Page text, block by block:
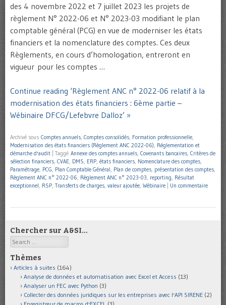
des 4 novembre 2022 et 7 juillet 2023 les projets de
règlement N° 2022-06 et N° 2023-03 modifiant le plan
comptable général (PCG) en vue de moderniser les états
financiers et la nomenclature des comptes. Ces deux
Règlements, en cours d’homologation, entreront en
vigueur pour les comptes …
Continue reading ‘Règlement ANC n° 2022-06 relatif à la
modernisation des états financiers : 6ème partie –
Wébinaire DFCG/Lefebvre Dalloz’ »
Archivé sous Comptes annuels Comptes consolidés Formation professionnelle
Modernisation des états financiers (Règlement ANC 2022-06) Réglementation et
démarche d'audit
Taggé Annexe des comptes annuels Covenants bancaires Critères de
sélection financiers CVAE DMS ERP états financiers Nomenclature des comptes
Paramétrage PCG Plan Comptable Général Plan de comptes présentation des comptes
Règlement ANC n° 2022-06 Règlement ANC n° 2023-03 reporting Résultat
exceptionnel RSP Transferts de charges valeur ajoutée Wébinaire Un commentaire
Chercher sur A&SI…
Search
Thèmes
Articles à suites (164)
Analyse de données et automatisation avec Excel et Access (13)
Analyser un FEC avec Python (3)
Collecter des données juridiques sur les entreprises avec l'API SIRENE (2)